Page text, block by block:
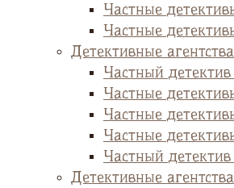
Частные
Частные
Детективные
Частный
Частные
Частные
Частные
Частный
Детективные